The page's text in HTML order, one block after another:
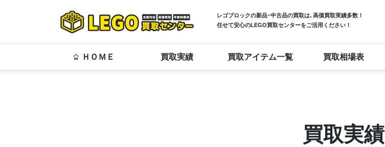
レゴブロックの新品･中古品の買取は､高価買取実績多数！
任せて安心のLEGO買取センターをご活用ください！
ＨＯＭＥ 買取実績 買取アイテム一覧 買取相場表
買取実績